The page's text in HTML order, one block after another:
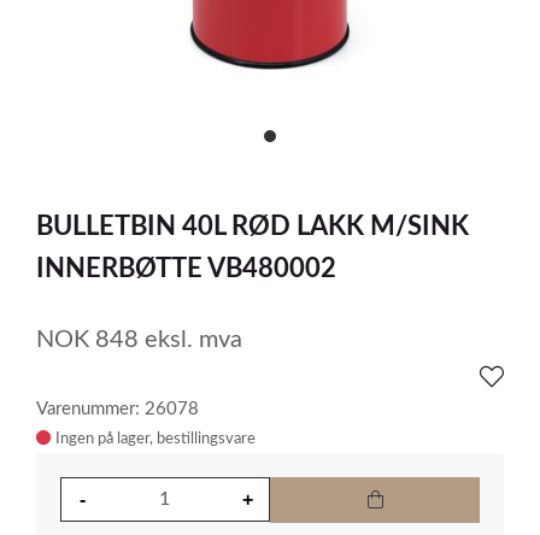
item
of
1
BULLETBIN 40L RØD LAKK M/SINK
INNERBØTTE VB480002
NOK 848 eksl. mva
Varenummer: 26078
Ingen på lager